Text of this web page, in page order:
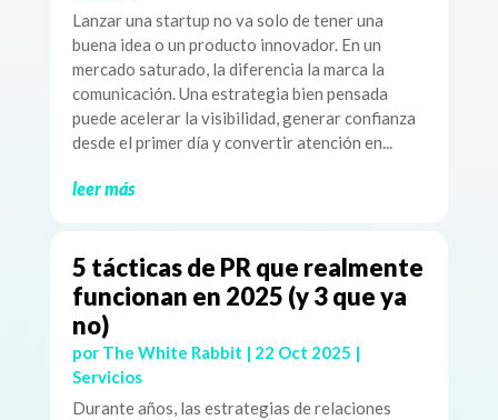
Lanzar una startup no va solo de tener una
buena idea o un producto innovador. En un
mercado saturado, la diferencia la marca la
comunicación. Una estrategia bien pensada
puede acelerar la visibilidad, generar confianza
desde el primer día y convertir atención en...
leer más
5 tácticas de PR que realmente
funcionan en 2025 (y 3 que ya
no)
por The White Rabbit | 22 Oct 2025 |
Servicios
Durante años, las estrategias de relaciones